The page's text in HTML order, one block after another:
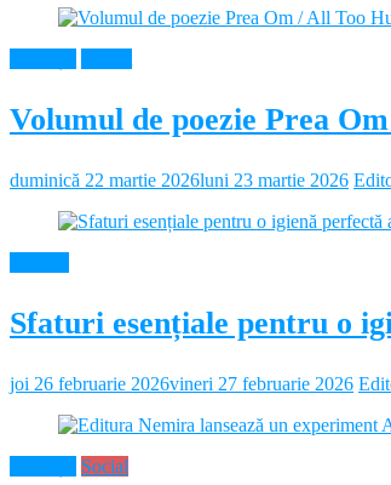
Volumul de poezie Prea
duminică 22 martie 2026luni 23 martie 2026
Sfaturi esențiale pentru o
joi 26 februarie 2026vineri 27 februarie 2026
Social